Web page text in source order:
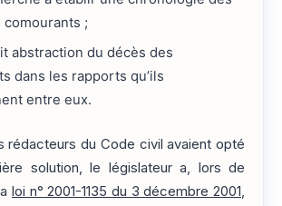
comourants ;
abstraction du décès des
dans les rapports qu’ils
entre eux.
rédacteurs du Code civil avaient opté
solution, le législateur a, lors de
loi n° 2001-1135 du 3 décembre 2001,